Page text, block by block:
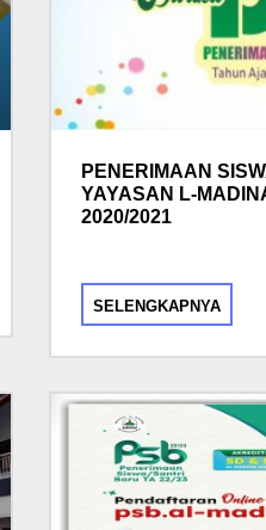
PENERIMAAN
YAYASAN L-
2020/2021
SELENGKAPNYA